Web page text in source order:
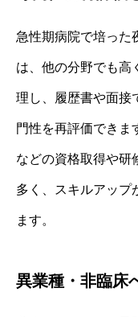
急性期病院で培った
は、他の分野でも高
理し、履歴書や面接
門性を再評価できま
などの資格取得や研
多く、スキルアップ
ます。
異業種・非臨床